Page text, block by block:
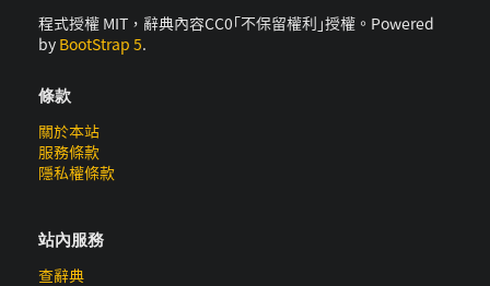
程式授權 MIT，辭典內容CC0｢不保留權利｣授權。Powered
by BootStrap 5.
條款
關於本站
服務條款
隱私權條款
站內服務
查辭典